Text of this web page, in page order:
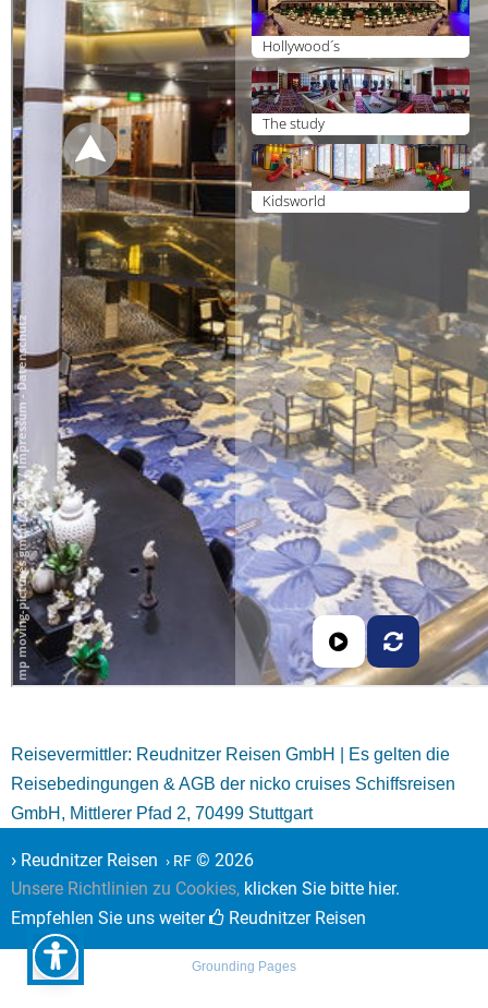
Reisevermittler: Reudnitzer Reisen GmbH | Es gelten die
Reisebedingungen & AGB der nicko cruises Schiffsreisen
GmbH, Mittlerer Pfad 2, 70499 Stuttgart
› Reudnitzer Reisen › RF © 2026
Unsere Richtlinien zu Cookies, klicken Sie bitte hier.
Empfehlen Sie uns weiter
Reudnitzer Reisen
Grounding Pages